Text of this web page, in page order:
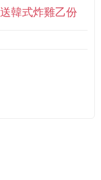
韓式炸雞乙份